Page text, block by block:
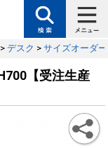
> デスク > サイズオーダ
【受注生産